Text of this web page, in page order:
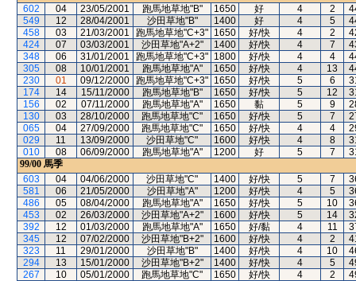
602
04 23/05/2001 跑馬地草地"B" 1650 好 4 2
549
12 28/04/2001 沙田草地"B" 1400 好 4 5
458
03 21/03/2001 跑馬地草地"C+3" 1650 好/快 4 2
424
07 03/03/2001 沙田草地"A+2" 1400 好/快 4 7
348
06 31/01/2001 跑馬地草地"C+3" 1800 好/快 4 4
305
08 10/01/2001 跑馬地草地"A" 1650 好/快 4 13
230
01 09/12/2000 跑馬地草地"C+3" 1650 好/快 5 6
174
14 15/11/2000 跑馬地草地"B" 1650 好/快 5 12
156
02 07/11/2000 跑馬地草地"A" 1650 黏 5 9
130
03 28/10/2000 跑馬地草地"C" 1650 好/快 5 7
065
04 27/09/2000 跑馬地草地"C" 1650 好/快 4 4
029
11 13/09/2000 沙田草地"C" 1600 好/快 4 8
010
08 06/09/2000 跑馬地草地"A" 1200 好 5 7
99/00 馬季
603
04 04/06/2000 沙田草地"C" 1400 好/快 5 7
581
06 21/05/2000 沙田草地"A" 1200 好/快 4 5
486
05 08/04/2000 跑馬地草地"A" 1650 好/快 5 10
453
02 26/03/2000 沙田草地"A+2" 1600 好/快 5 14
392
12 01/03/2000 跑馬地草地"A" 1650 好/黏 4 11
345
12 07/02/2000 沙田草地"B+2" 1600 好/快 4 2
323
11 29/01/2000 沙田草地"B" 1400 好/快 4 10
294
13 15/01/2000 沙田草地"B+2" 1400 好/快 4 5
267
10 05/01/2000 跑馬地草地"C" 1650 好/快 4 2